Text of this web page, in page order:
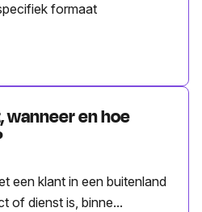
formaat
wanneer en hoe
een klant in een buitenland
of dienst is, binne...